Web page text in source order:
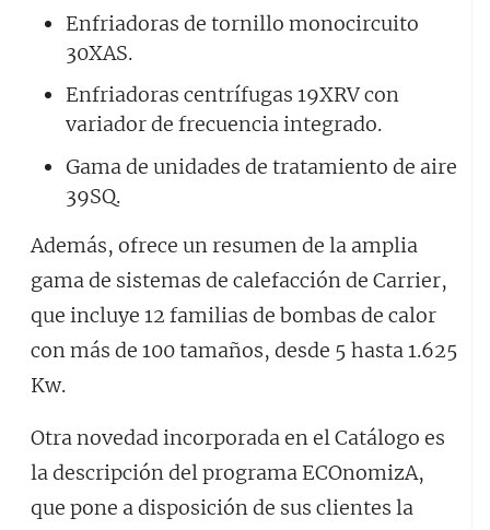
Enfriadoras de tornillo monocircuito
30XAS.
Enfriadoras centrífugas 19XRV con
variador de frecuencia integrado.
Gama de unidades de tratamiento de aire
39SQ.
Además, ofrece un resumen de la amplia
gama de sistemas de calefacción de Carrier,
que incluye 12 familias de bombas de calor
con más de 100 tamaños, desde 5 hasta 1.625
Kw.
Otra novedad incorporada en el Catálogo es
la descripción del programa ECOnomizA,
que pone a disposición de sus clientes la